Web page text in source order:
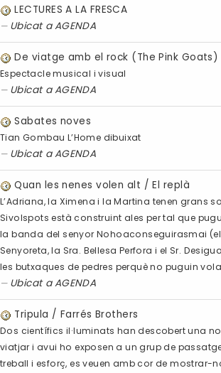
LECTURES A LA FRESCA
Ubicat aAGENDA
De viatge amb el rock (The Pink Goats)
Espectacle musical i visual
Ubicat aAGENDA
Sabates noves
Tian Gombau L’Home dibuixat
Ubicat aAGENDA
Quan les nenes volen alt / El replà
L’Adriana, la Ximena i la Martina tenen grans
Sivolspots està construint ales per tal que
la banda del senyor Nohoaconseguirasmai (el
Senyoreta, la Sra. Bellesa Perfora i el Sr.
les butxaques de pedres perquè no puguin
Ubicat aAGENDA
Tripula / Farrés Brothers
Dos científics il·luminats han descobert una
viatjar i avui ho exposen a un grup de
treball i esforç, es veuen amb cor de mostrar-